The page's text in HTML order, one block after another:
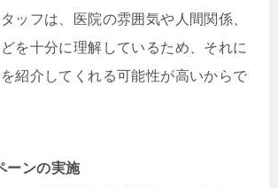
ッフは、医院の雰囲気や人間関係、
を十分に理解しているため、それに
紹介してくれる可能性が高いからで
ーンの実施